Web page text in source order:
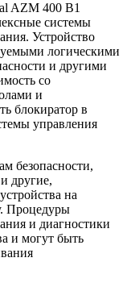
AZM 400 B1
системы
Устройство
логическими
и другими
со
и
блокиратор в
управления
безопасности,
другие,
на
Процедуры
и диагностики
и могут быть